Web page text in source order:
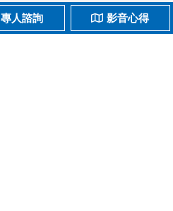
專人諮詢 影音心得